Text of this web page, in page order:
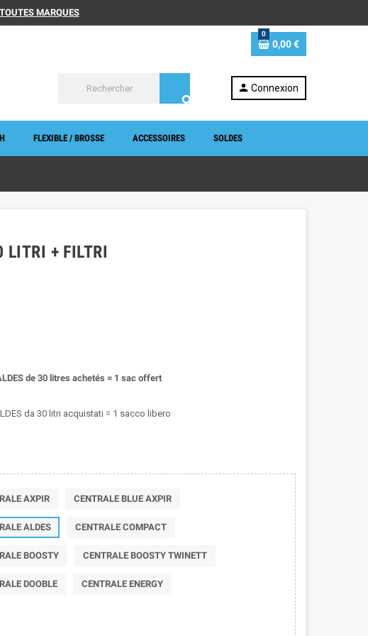
MARQUES
0
0,00 €
search
person Connexion
FLEXIBLE / BROSSE ACCESSOIRES SOLDES
LITRI + FILTRI
de 30 litres achetés = 1 sac offert
da 30 litri acquistati = 1 sacco libero
AXPIR CENTRALE BLUE AXPIR
ALDES CENTRALE COMPACT
BOOSTY CENTRALE BOOSTY TWINETT
DOOBLE CENTRALE ENERGY